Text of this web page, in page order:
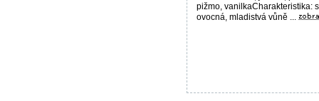
pižmo, vanilkaCharakteristika:
ovocná, mladistvá vůně ...